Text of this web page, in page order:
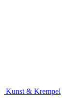
Kunst & Krempel